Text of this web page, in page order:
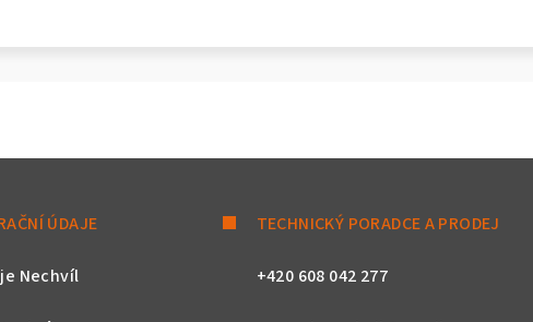
ÚDAJE
Nechvíl
TECHNICKÝ PORADCE A PRODEJ
+420 608 042 277